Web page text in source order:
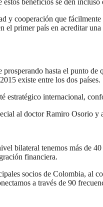
y cooperación que
el primer país en acreditar
hasta el punto
existe entre los dos países.
estratégico internacional,
al doctor Ramiro Osorio
bilateral tenemos más de
financiera.
socios de Colombia, al
a través de 90